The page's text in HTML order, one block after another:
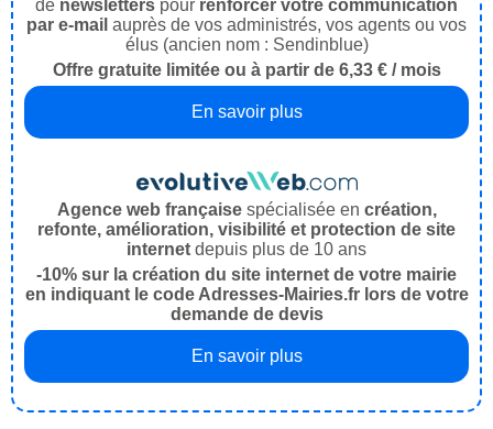
de newsletters pour renforcer votre communication
par e-mail auprès de vos administrés, vos agents ou vos
élus (ancien nom : Sendinblue)
Offre gratuite limitée ou à partir de 6,33 € / mois
En savoir plus
Agence web françaisespécialisée en création,
refonte, amélioration, visibilité et protection de site
internet depuis plus de 10 ans
-10% sur la création du site internet de votre mairie
en indiquant le code Adresses-Mairies.fr lors de votre
demande de devis
En savoir plus